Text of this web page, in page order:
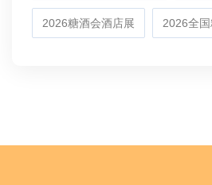
2026糖酒会酒店展 2026全